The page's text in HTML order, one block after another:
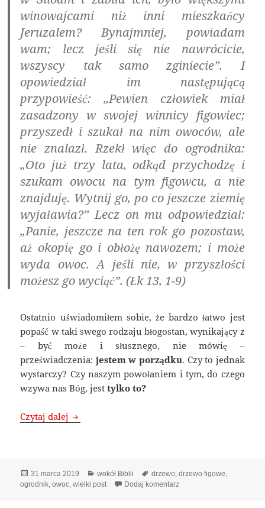
winowajcami niż inni mieszkańcy
Jeruzalem? Bynajmniej, powiadam
wam; lecz jeśli się nie nawrócicie,
wszyscy tak samo zginiecie”. I
opowiedział im następującą
przypowieść: „Pewien człowiek miał
zasadzony w swojej winnicy figowiec;
przyszedł i szukał na nim owoców, ale
nie znalazł. Rzekł więc do ogrodnika:
„Oto już trzy lata, odkąd przychodzę i
szukam owocu na tym figowcu, a nie
znajduję. Wytnij go, po co jeszcze ziemię
wyjaławia?” Lecz on mu odpowiedział:
„Panie, jeszcze na ten rok go pozostaw,
aż okopię go i obłożę nawozem; i może
wyda owoc. A jeśli nie, w przyszłości
możesz go wyciąć”. (Łk 13, 1-9)
Ostatnio uświadomiłem sobie, że bardzo łatwo jest
popaść w taki swego rodzaju błogostan, wynikający z
– być może i słusznego, nie mówię –
przeświadczenia: jestem w porządku. Czy to jednak
wystarczy? Czy naszym powołaniem i tym, do czego
wzywa nas Bóg, jesttylko to?
Czytaj dalej Kolejny dzień przynosi nam nowe szanse
Data
publikacji
31 marca 2019 Kategorie
wokół Biblii Tagi
drzewo ,drzewo figowe
ogrodnik ,owoc ,wielki post Dodaj komentarzdo Kolejny dzień przynosi